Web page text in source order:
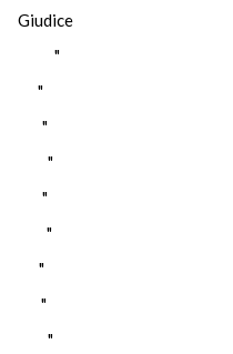
"
"
"
"
"
"
"
"
"